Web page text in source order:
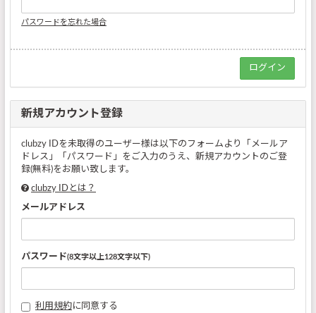
パスワードを忘れた場合
新規アカウント登録
clubzy IDを未取得のユーザー様は以下のフォームより「メールア
ドレス」「パスワード」をご入力のうえ、新規アカウントのご登
録(無料)をお願い致します。
clubzy IDとは？
メールアドレス
パスワード(8文字以上128文字以下)
利用規約に同意する